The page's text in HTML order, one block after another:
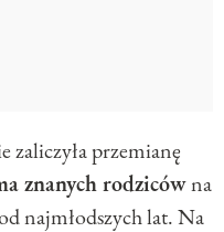
zaliczyła przemianę
znanych rodzicówna
najmłodszych lat. Na